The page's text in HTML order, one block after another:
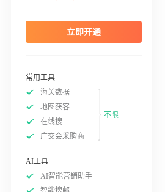
立即开通
常用工具
海关数据
地图获客
在线搜
广交会采购商
不限
AI工具
AI智能营销助手